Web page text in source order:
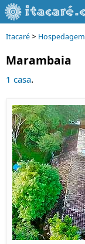
Itacaré> Hospedagem
Marambaia
1 casa.